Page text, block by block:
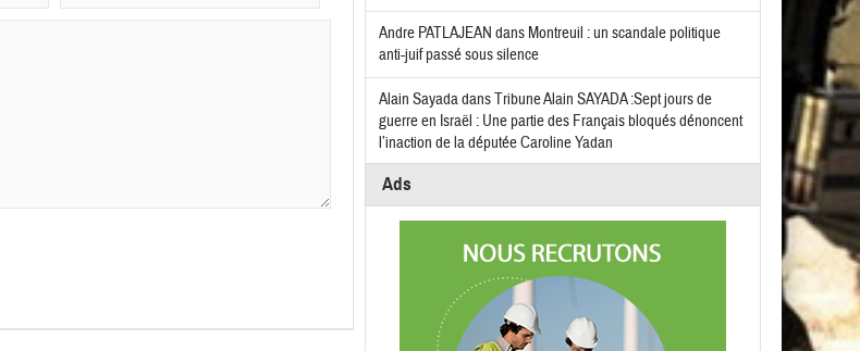
Andre PATLAJEAN dans Montreuil : un scandale politique
anti-juif passé sous silence
Alain SayadadansTribune Alain SAYADA :Sept jours de
guerre en Israël : Une partie des Français bloqués dénoncent
l’inaction de la députée Caroline Yadan
Ads